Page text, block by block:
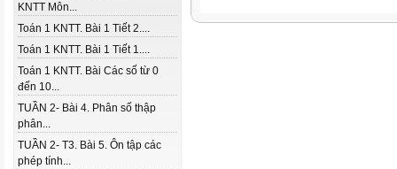
KNTT Môn...
Toán 1 KNTT. Bài 1 Tiết 2....
Toán 1 KNTT. Bài 1 Tiết 1....
Toán 1 KNTT. Bài Các số từ 0
đến 10...
TUẦN 2- Bài 4. Phân số thập
phân...
TUẦN 2- T3. Bài 5. Ôn tập các
phép tính...